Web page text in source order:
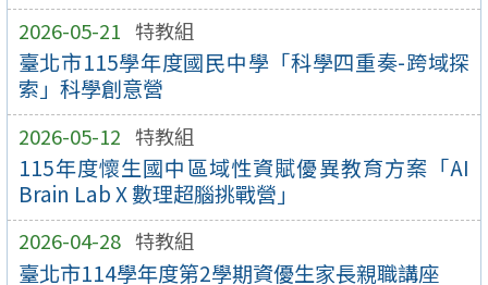
2026-05-21 特教組
臺北市115學年度國民中學「科學四重奏-跨域探
索」科學創意營
2026-05-12 特教組
115年度懷生國中區域性資賦優異教育方案「AI
Brain Lab X 數理超腦挑戰營」
2026-04-28 特教組
臺北市114學年度第2學期資優生家長親職講座